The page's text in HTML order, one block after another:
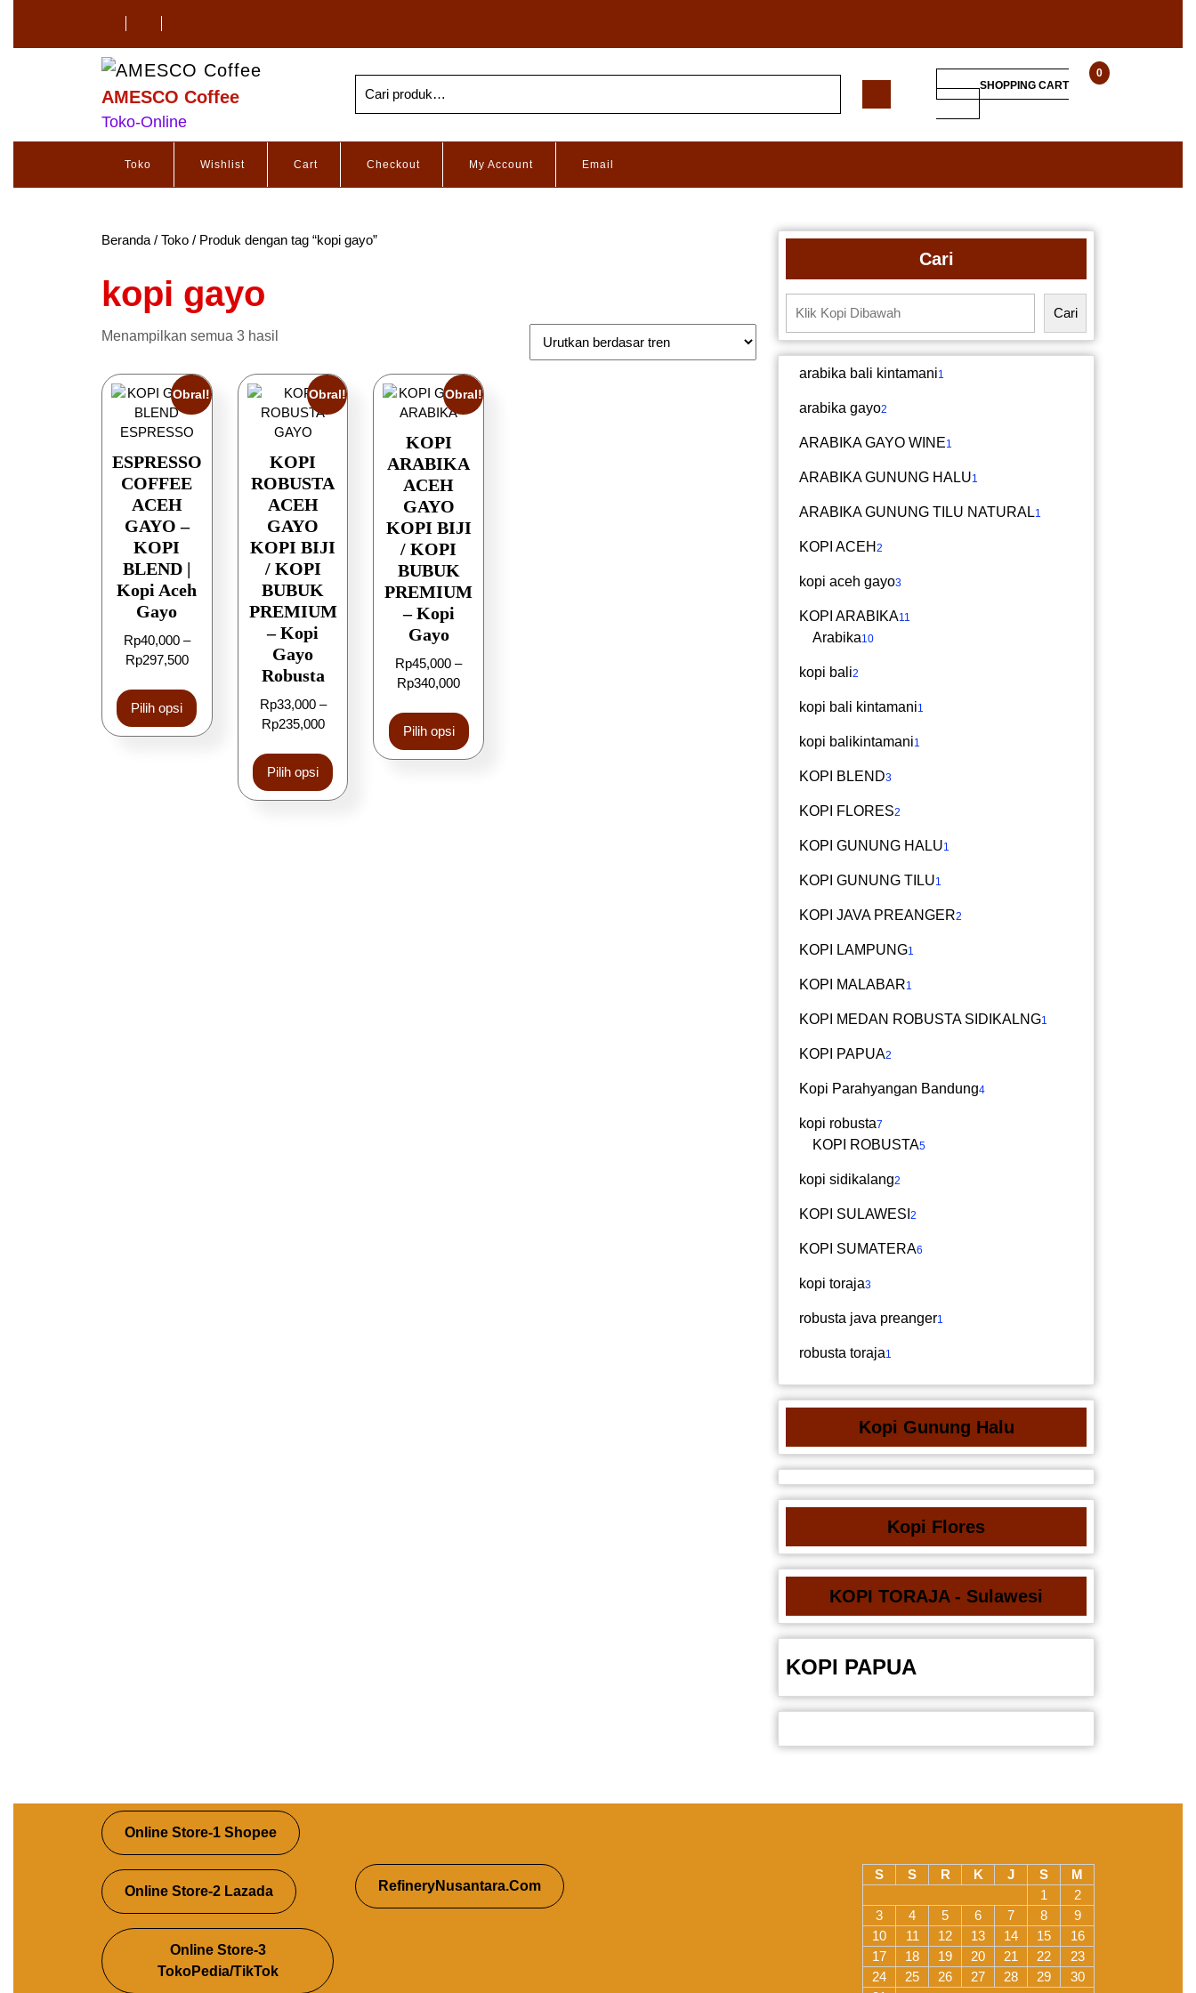
AMESCO Coffee
Toko-Online
0
SHOPPING CART
Toko Wishlist Cart Checkout My Account Email
Beranda / Toko / Produk dengan tag “kopi gayo”
kopi gayo
Menampilkan semua 3 hasil
Obral!
ESPRESSO
COFFEE
ACEH
GAYO –
KOPI
BLEND |
Kopi Aceh
Gayo
Rp40,000 –
Rp297,500
Pilih opsi
Obral!
KOPI
ROBUSTA
ACEH
GAYO
KOPI BIJI
/ KOPI
BUBUK
PREMIUM
– Kopi
Gayo
Robusta
Rp33,000 –
Rp235,000
Pilih opsi
Obral!
KOPI
ARABIKA
ACEH
GAYO
KOPI BIJI
/ KOPI
BUBUK
PREMIUM
– Kopi
Gayo
Rp45,000 –
Rp340,000
Pilih opsi
Cari
Cari
arabika bali kintamani1
arabika gayo2
ARABIKA GAYO WINE1
ARABIKA GUNUNG HALU1
ARABIKA GUNUNG TILU NATURAL1
KOPI ACEH 2
kopi aceh gayo3
KOPI ARABIKA11
Arabika10
kopi bali2
kopi bali kintamani1
kopi balikintamani1
KOPI BLEND3
KOPI FLORES2
KOPI GUNUNG HALU1
KOPI GUNUNG TILU1
KOPI JAVA PREANGER2
KOPI LAMPUNG1
KOPI MALABAR1
KOPI MEDAN ROBUSTA SIDIKALNG1
KOPI PAPUA2
Kopi Parahyangan Bandung4
kopi robusta7
KOPI ROBUSTA5
kopi sidikalang2
KOPI SULAWESI 2
KOPI SUMATERA6
kopi toraja3
robusta java preanger1
robusta toraja1
Kopi Gunung Halu
Kopi Flores
KOPI TORAJA - Sulawesi
KOPI PAPUA
Online Store-1 Shopee
Online Store-2 Lazada
Online Store-3
TokoPedia/TikTok
RefineryNusantara.Com
S S R K J S
M
1
2
3
4 5 6 7 8
9
10
11 12 13 14 15
16
17
18 19 20 21 22
23
24
25 26 27 28 29
30